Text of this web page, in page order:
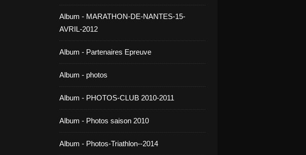
Album - MARATHON-DE-NANTES-15-
AVRIL-2012
Album - Partenaires Epreuve
Album - photos
Album - PHOTOS-CLUB 2010-2011
Album - Photos saison 2010
Album - Photos-Triathlon--2014